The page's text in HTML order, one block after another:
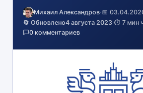
Михаил Александров·📅
🔄 Обновлено4 августа 2023·⏱️ 7 мин
0 комментариев